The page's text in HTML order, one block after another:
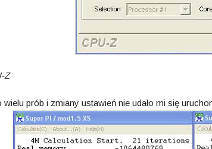
Z
wielu prób i zmiany ustawień nie udało mi się